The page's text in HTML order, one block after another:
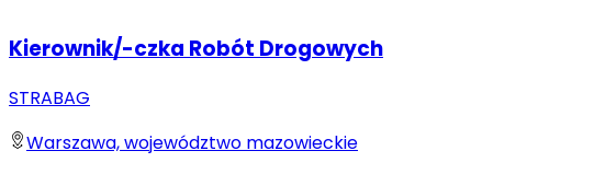
Kierownik/-czka Robót Drogowych
STRABAG
Warszawa, województwo mazowieckie